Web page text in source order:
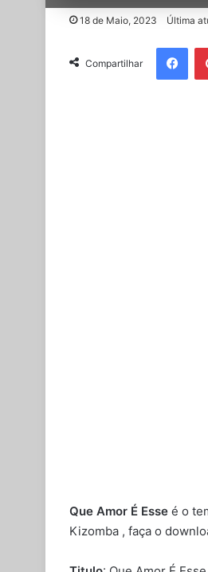
18 de Maio, 2023 Última
Compartilhar
Que Amor É Esse é o
Kizomba , faça o